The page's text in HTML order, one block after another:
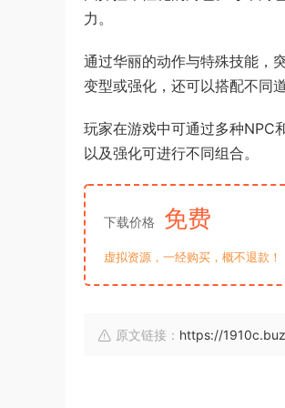
力。
通过华丽的动作与特殊技能，
变型或强化，还可以搭配不同
玩家在游戏中可通过多种NPC
以及强化可进行不同组合。
下载价格 免费
虚拟资源，一经购买，概不退款！
原文链接： https://